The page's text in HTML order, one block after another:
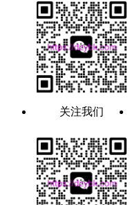
关注我们